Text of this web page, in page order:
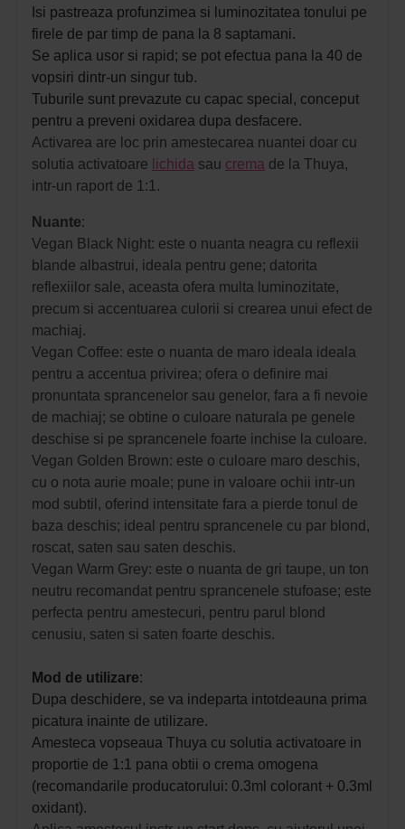
Isi pastreaza profunzimea si luminozitatea tonului pe
firele de par timp de pana la 8 saptamani.
Se aplica usor si rapid; se pot efectua pana la 40 de
vopsiri dintr-un singur tub.
Tuburile sunt prevazute cu capac special, conceput
pentru a preveni oxidarea dupa desfacere.
Activarea are loc prin amestecarea nuantei doar cu
solutia activatoare lichida sau crema de la Thuya,
intr-un raport de 1:1.
Nuante:
Vegan Black Night: este o nuanta neagra cu reflexii
blande albastrui, ideala pentru gene; datorita
reflexiilor sale, aceasta ofera multa luminozitate,
precum si accentuarea culorii si crearea unui efect de
machiaj.
Vegan Coffee: este o nuanta de maro ideala ideala
pentru a accentua privirea; ofera o definire mai
pronuntata sprancenelor sau genelor, fara a fi nevoie
de machiaj; se obtine o culoare naturala pe genele
deschise si pe sprancenele foarte inchise la culoare.
Vegan Golden Brown: este o culoare maro deschis,
cu o nota aurie moale; pune in valoare ochii intr-un
mod subtil, oferind intensitate fara a pierde tonul de
baza deschis; ideal pentru sprancenele cu par blond,
roscat, saten sau saten deschis.
Vegan Warm Grey: este o nuanta de gri taupe, un ton
neutru recomandat pentru sprancenele stufoase; este
perfecta pentru amestecuri, pentru parul blond
cenusiu, saten si saten foarte deschis.
Mod de utilizare:
Dupa deschidere, se va indeparta intotdeauna prima
picatura inainte de utilizare.
Amesteca vopseaua Thuya cu solutia activatoare in
proportie de 1:1 pana obtii o crema omogena
(recomandarile producatorului: 0.3ml colorant + 0.3ml
oxidant).